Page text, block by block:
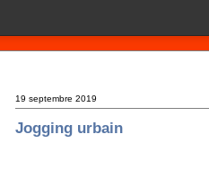
19 septembre 2019
Jogging urbain